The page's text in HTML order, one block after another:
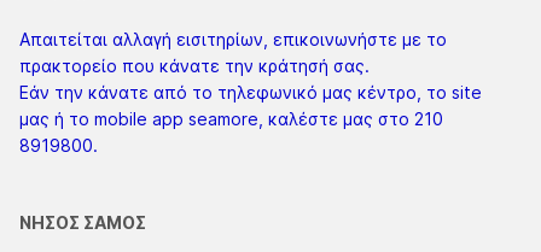
Απαιτείται αλλαγή εισιτηρίων, επικοινωνήστε με το
πρακτορείο που κάνατε την κράτησή σας.
Εάν την κάνατε από το τηλεφωνικό μας κέντρο, το site
μας ή το mobile app seamore, καλέστε μας στο 210
8919800.
ΝΗΣΟΣ ΣΑΜΟΣ